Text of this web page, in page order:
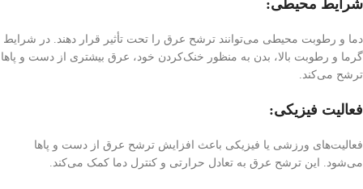
شرایط محیطی:
دما و رطوبت محیطی می‌توانند ترشح عرق را تحت تأثیر قرار دهند. در شرایط
گرما و رطوبت بالا، بدن به منظور خنک‌کردن خود، عرق بیشتری از دست و پاها
ترشح می‌کند.
فعالیت فیزیکی:
فعالیت‌های ورزشی یا فیزیکی باعث افزایش ترشح عرق از دست و پاها
می‌شود. این ترشح عرق به تعادل حرارتی و کنترل دما کمک می‌کند.